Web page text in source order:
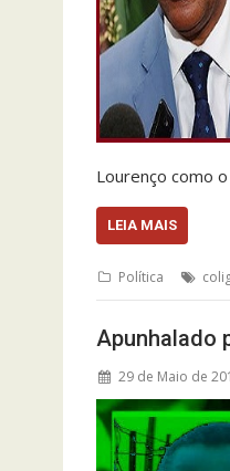
Lourenço como
LEIA MAIS
Política
Apunhalado
29 de Maio de